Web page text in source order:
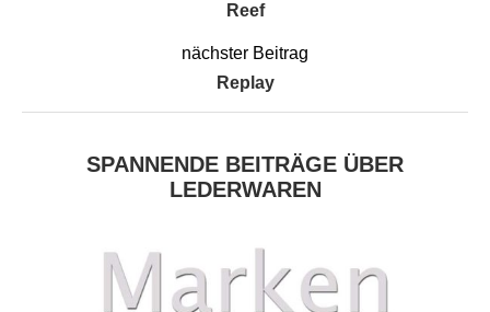
Reef
nächster Beitrag
Replay
SPANNENDE BEITRÄGE ÜBER
LEDERWAREN